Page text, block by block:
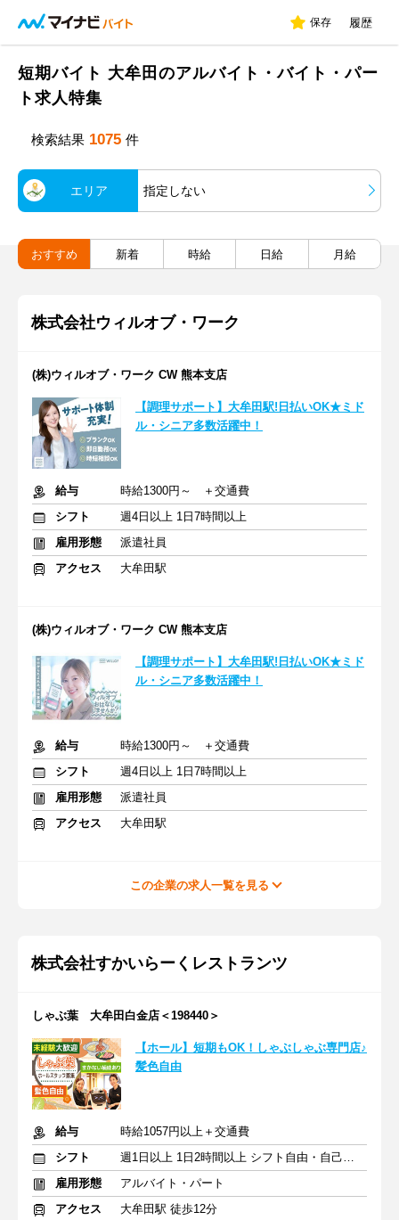
保存 履歴
短期バイト 大牟田のアルバイト・バイト・パー
ト求人特集
検索結果 1075 件
エリア 指定しない
おすすめ 新着 時給 日給 月給
株式会社ウィルオブ・ワーク
(株)ウィルオブ・ワーク CW 熊本支店
【調理サポート】大牟田駅!日払いOK★ミド
ル・シニア多数活躍中！
給与
時給1300円～ ＋交通費
シフト
週4日以上 1日7時間以上
雇用形態
派遣社員
アクセス
大牟田駅
(株)ウィルオブ・ワーク CW 熊本支店
【調理サポート】大牟田駅!日払いOK★ミド
ル・シニア多数活躍中！
給与
時給1300円～ ＋交通費
シフト
週4日以上 1日7時間以上
雇用形態
派遣社員
アクセス
大牟田駅
この企業の求人一覧を見る
株式会社すかいらーくレストランツ
しゃぶ葉 大牟田白金店＜198440＞
【ホール】短期もOK！しゃぶしゃぶ専門店♪
髪色自由
給与
時給1057円以上＋交通費
シフト
週1日以上 1日2時間以上 シフト自由・自己申告
雇用形態
アルバイト・パート
アクセス
大牟田駅 徒歩12分